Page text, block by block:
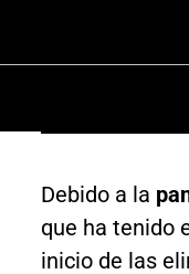
Debido a la
que ha tenido
inicio de las